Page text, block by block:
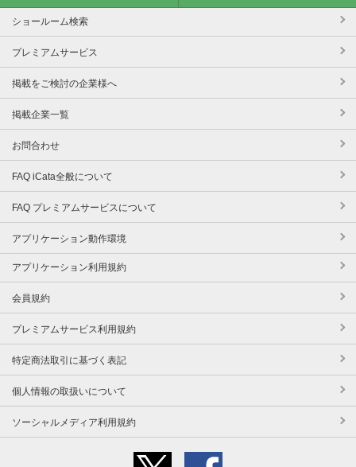
ショールーム検索
プレミアムサービス
掲載をご検討の企業様へ
掲載企業一覧
お問合わせ
FAQ iCata全般について
FAQ プレミアムサービスについて
アプリケーション動作環境
アプリケーション利用規約
会員規約
プレミアムサービス利用規約
特定商法取引に基づく表記
個人情報の取扱いについて
ソーシャルメディア利用規約